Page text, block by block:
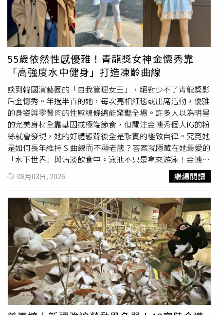
熟，蘇怡寧表示，目前沒有科學證據顯示，兒童偶爾少量食
用巧克力會增加性早熟風險。他認為，真正需要注意的是攝
取頻率及份量，如果每天將巧克力當作零食，自然不是理想
的飲食方式；若只是生日蛋糕上的巧克力裝飾，或偶爾與家
人分享少量巧克力，並無須過度擔憂。綜合現行建議，蘇怡
寧表示，2歲以前不建議主動提供巧克力；2歲之後，適量且
偶爾食用並沒有問題，比起完全禁止，更重要的是從小建立
均衡飲食及適量攝取甜食的觀念。蘇怡寧也提到，亞洲社會
流傳不少「幾歲以前不能吃什麼」的飲食禁忌，例如不能吃
冰、芒果、草莓或海鮮等，但其中並非所有說法都有醫學證
據支持。他舉例，1歲以前不能食用蜂蜜，是因可能存在肉
毒桿菌風險，具有明確科學依據；但像是「吃冰會傷氣
管」、「吃冰容易生病」等說法，「這些其實是比較接近體
質的觀念，而不是實證」，他表示，健康兒童即使吃冰後短
暫咳嗽，也多半只是受到低溫刺激，並非造成器官損傷。蘇
怡寧強調，科學並非將所有食物區分為絕對可以或絕對不
能，而是根據證據判斷風險。與其過度擔心孩子一年吃幾次
巧克力或生日蛋糕，更值得關注的是日常是否長期攝取過多
超加工食品，以及是否養成均衡、健康的飲食習慣。
55歲依然性感優雅！青龍獎女神金憓秀靠
「高強度水中健身」打造凍齡曲線
談到韓國演藝圈的「自我管理女王」，絕對少不了青龍獎影
后金憓秀。年過半百的她，每次亮相紅毯或出席活動，優雅
的身姿與零贅肉的性感線條總能驚豔全場。許多人以為明星
的完美身材全靠基因或極端節食，但關注金憓秀個人IG的粉
絲就會發現，她的好體態背後全是紮實的極致自律。究竟她
是如何長年維持 S 曲線而不顯老態？答案就隱藏在她最愛的
「水下世界」與清淡飲食中。泳池不只是拿來游泳！金憓秀
的「水中綜合訓練」點開金憓秀的 IG，經常能看到她身穿
全套防曬長袖泳衣，在水裡賣力揮汗的影片。但仔細觀察會
發現，她可不是隨便划划水而已！除了標準的自由式與仰
式，她更將泳池變成了個人健身房：逆流游泳（Endless
Pool）： 利用產生持續水流的設備，在原地抗衡阻力游
泳，極度考驗心肺耐力與核心穩定度。 水中跑步與踩腳踏
車： 在水底設定專用的跑步機（Underwater Treadmill）
快走或跑步。水流提供自然的阻力，不僅能加速脂肪燃燒，
還能減少體重對膝蓋與關節的衝擊。水中體操與核心伸展：
配合動感音樂，利用水的浮力拉伸全身肌肉，達到修飾全身
線條、緊實肚肉與手臂的效果。 這種低衝擊、高燃脂的運
動模式，正是熟齡女性保護骨骼、同時打造緊實肌肉的終極
秘密。 在 Instagram 查看這則貼文 從 Instagram 分享的貼
08月03日, 2026 繼續閱讀